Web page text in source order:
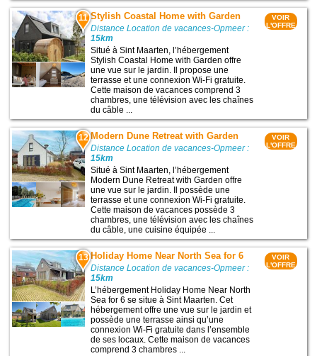
11 Stylish Coastal Home with Garden
Distance Location de vacances-Opmeer :
15km
Situé à Sint Maarten, l’hébergement
Stylish Coastal Home with Garden offre
une vue sur le jardin. Il propose une
terrasse et une connexion Wi-Fi gratuite.
Cette maison de vacances comprend 3
chambres, une télévision avec les chaînes
du câble ...
VOIR
L'OFFRE
12 Modern Dune Retreat with Garden
Distance Location de vacances-Opmeer :
15km
Situé à Sint Maarten, l’hébergement
Modern Dune Retreat with Garden offre
une vue sur le jardin. Il possède une
terrasse et une connexion Wi-Fi gratuite.
Cette maison de vacances possède 3
chambres, une télévision avec les chaînes
du câble, une cuisine équipée ...
VOIR
L'OFFRE
13 Holiday Home Near North Sea for 6
Distance Location de vacances-Opmeer :
15km
L’hébergement Holiday Home Near North
Sea for 6 se situe à Sint Maarten. Cet
hébergement offre une vue sur le jardin et
possède une terrasse ainsi qu’une
connexion Wi-Fi gratuite dans l’ensemble
de ses locaux. Cette maison de vacances
comprend 3 chambres ...
VOIR
L'OFFRE